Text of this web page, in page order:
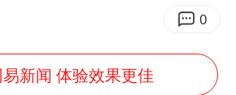
U17国足三连胜晋级明日之星半决赛
0
新闻 体验效果更佳